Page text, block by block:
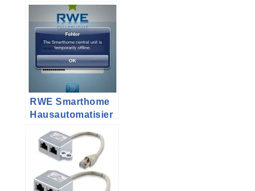
RWE Smarthome
Hausautomatisier